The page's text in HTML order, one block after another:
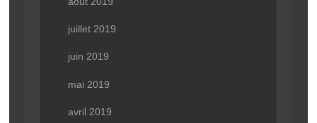
juillet 2019
juin 2019
mai 2019
avril 2019